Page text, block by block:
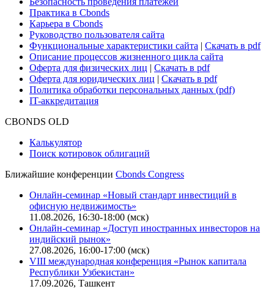
Практика в Cbonds
Карьера в Cbonds
Руководство пользователя сайта
Функциональные характеристики сайта | Скачать в pdf
Описание процессов жизненного цикла сайта
Оферта для физических лиц | Скачать в pdf
Оферта для юридических лиц | Скачать в pdf
Политика обработки персональных данных (pdf)
IT-аккредитация
CBONDS OLD
Калькулятор
Поиск котировок облигаций
Ближайшие конференции Cbonds Congress
Онлайн-семинар «Новый стандарт инвестиций в
офисную недвижимость»
11.08.2026, 16:30-18:00 (мск)
Онлайн-семинар «Доступ иностранных инвесторов на
индийский рынок»
27.08.2026, 16:00-17:00 (мск)
VIII международная конференция «Рынок капитала
Республики Узбекистан»
17.09.2026, Ташкент